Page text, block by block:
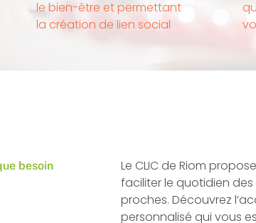
le bien-être et permettant
la création de lien social
besoin
Le CLIC de Riom
faciliter le quotidien des
proches. Découvrez
personnalisé qui vous